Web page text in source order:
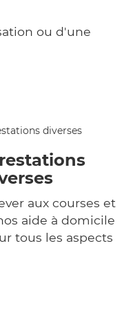
ou d'une
aux courses et
aide à domicile
tous les aspects